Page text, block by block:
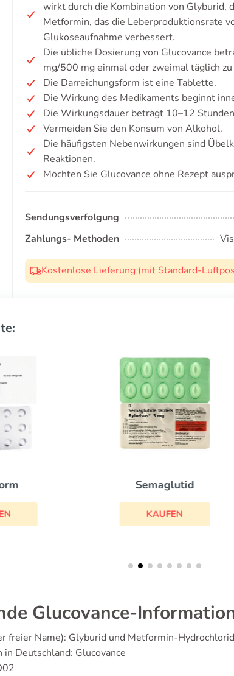
wirkt durch die Kombination von Glyburid,
Metformin, das die Leberproduktionsrate
Glukoseaufnahme verbessert.
Die übliche Dosierung von Glucovance
mg/500 mg einmal oder zweimal täglich
Die Darreichungsform ist eine Tablette.
Die Wirkung des Medikaments beginnt
Die Wirkungsdauer beträgt 10–12
Vermeiden Sie den Konsum von Alkohol.
Die häufigsten Nebenwirkungen sind
Reaktionen.
Möchten Sie Glucovance ohne Rezept
Sendungsverfolgung
Zahlungs- Methoden
Kostenlose Lieferung (mit Standard-
Semaglutid
KAUFEN
Glucovance-
freier Name): Glyburid und Metformin-Hydrochlorid
in Deutschland: Glucovance